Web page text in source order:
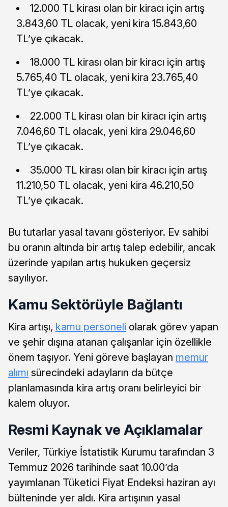
12.000 TL kirası olan bir kiracı için artış
3.843,60 TL olacak, yeni kira 15.843,60
TL’ye çıkacak.
18.000 TL kirası olan bir kiracı için artış
5.765,40 TL olacak, yeni kira 23.765,40
TL’ye çıkacak.
22.000 TL kirası olan bir kiracı için artış
7.046,60 TL olacak, yeni kira 29.046,60
TL’ye çıkacak.
35.000 TL kirası olan bir kiracı için artış
11.210,50 TL olacak, yeni kira 46.210,50
TL’ye çıkacak.
Bu tutarlar yasal tavanı gösteriyor. Ev sahibi
bu oranın altında bir artış talep edebilir, ancak
üzerinde yapılan artış hukuken geçersiz
sayılıyor.
Kamu Sektörüyle Bağlantı
Kira artışı, kamu personeli olarak görev yapan
ve şehir dışına atanan çalışanlar için özellikle
önem taşıyor. Yeni göreve başlayan memur
alımı sürecindeki adayların da bütçe
planlamasında kira artış oranı belirleyici bir
kalem oluyor.
Resmi Kaynak ve Açıklamalar
Veriler, Türkiye İstatistik Kurumu tarafından 3
Temmuz 2026 tarihinde saat 10.00’da
yayımlanan Tüketici Fiyat Endeksi haziran ayı
bülteninde yer aldı. Kira artışının yasal